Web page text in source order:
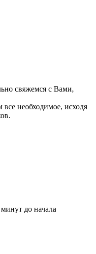
свяжемся с Вами,
необходимое, исходя
до начала